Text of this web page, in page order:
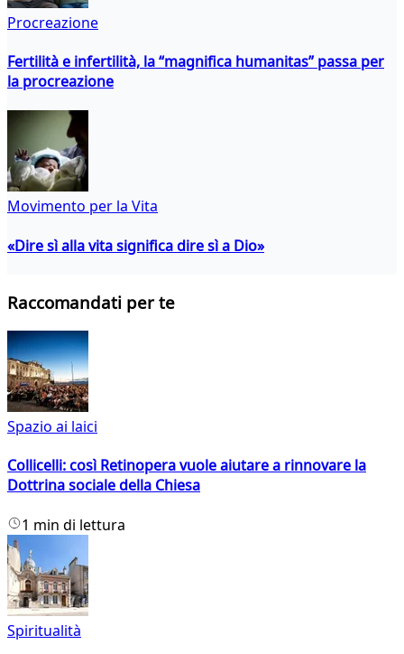
Procreazione
Fertilità e infertilità, la “magnifica humanitas” passa per
la procreazione
Movimento per la Vita
«Dire sì alla vita significa dire sì a Dio»
Raccomandati per te
Spazio ai laici
Collicelli: così Retinopera vuole aiutare a rinnovare la
Dottrina sociale della Chiesa
1 min di lettura
Spiritualità